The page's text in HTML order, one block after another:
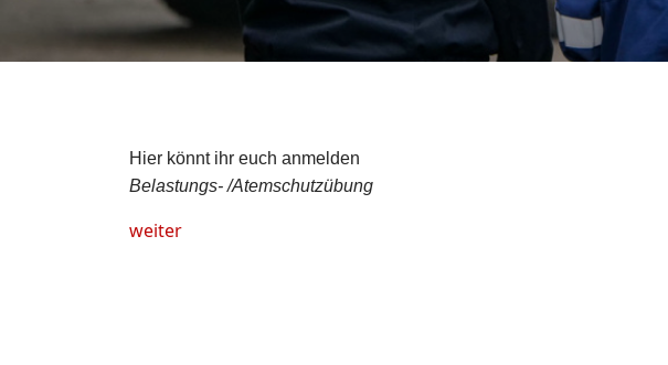
Hier könnt ihr euch anmelden
Belastungs- /Atemschutzübung
weiter